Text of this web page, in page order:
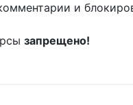
и
запрещено!